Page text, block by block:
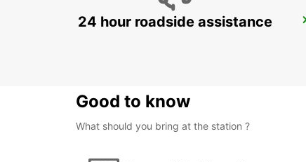
BERLIN SPANDAU
24 hour roadside assistance
Good to know
What should you bring at the station ?